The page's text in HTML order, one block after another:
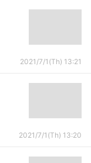
2021/7/1(Th) 13:21
2021/7/1(Th) 13:20